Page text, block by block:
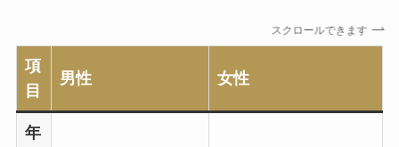
スクロールできます
項
目
男性 女性
年